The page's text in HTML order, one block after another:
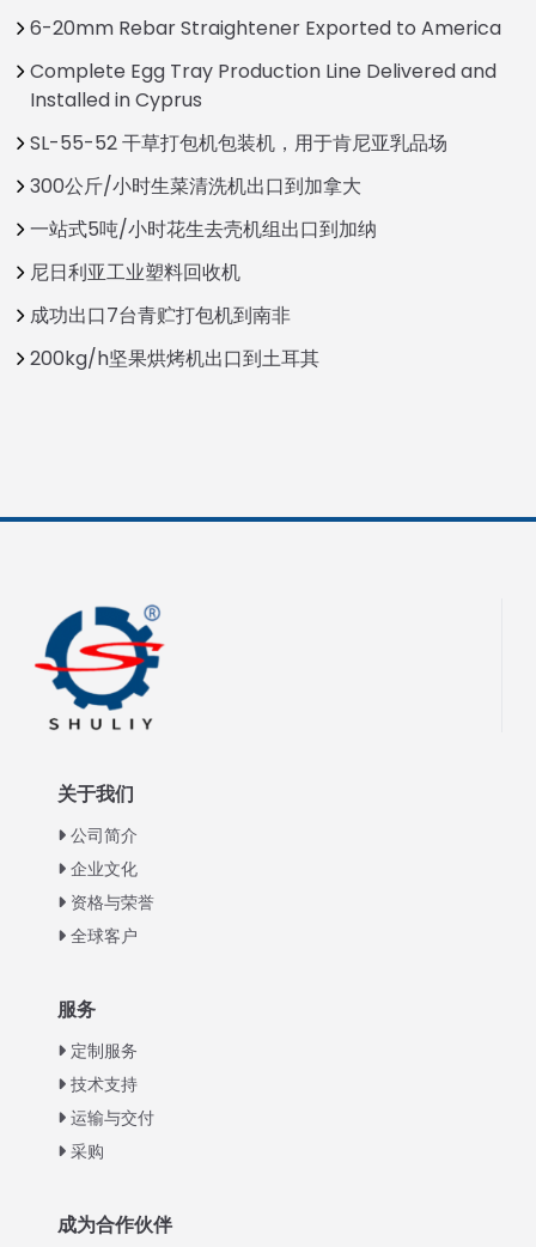
6-20mm Rebar Straightener Exported to America
Complete Egg Tray Production Line Delivered and
Installed in Cyprus
SL-55-52 干草打包机包装机，用于肯尼亚乳品场
300公斤/小时生菜清洗机出口到加拿大
一站式5吨/小时花生去壳机组出口到加纳
尼日利亚工业塑料回收机
成功出口7台青贮打包机到南非
200kg/h坚果烘烤机出口到土耳其
关于我们
公司简介
企业文化
资格与荣誉
全球客户
服务
定制服务
技术支持
运输与交付
采购
成为合作伙伴
Thai
Turkish
Swahili
Urdu
Greek